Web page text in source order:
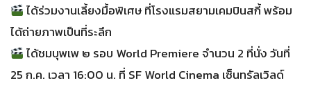
ได้ร่วมงานเลี้ยงมื้อพิเศษ ที่โรงแรมสยามเคมปินสกี้ พร้อม
ได้ถ่ายภาพเป็นที่ระลึก
ได้ชมบุพเพ ๒ รอบ World Premiere จำนวน 2 ที่นั่ง วันที่
25 ก.ค. เวลา 16:00 น. ที่ SF World Cinema เซ็นทรัลเวิลด์